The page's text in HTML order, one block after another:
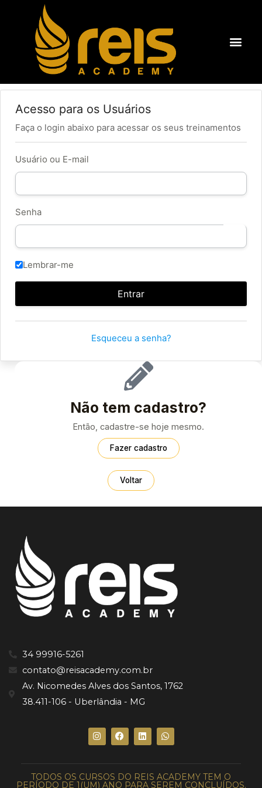
conteúdo
Acesso para os Usuários
Faça o login abaixo para acessar os seus treinamentos
Usuário ou E-mail
Senha
Lembrar-me
Esqueceu a senha?
Não tem cadastro?
Então, cadastre-se hoje mesmo.
Fazer cadastro
Voltar
34 99916-5261
contato@reisacademy.com.br
Av. Nicomedes Alves dos Santos, 1762
38.411-106 - Uberlândia - MG
I
n
s
a
g
r
F
a
c
b
o
o
L
i
n
e
d
i
W
h
a
s
a
p
TODOS OS CURSOS DO REIS ACADEMY TEM O
PERÍODO DE 1(UM) ANO PARA SEREM CONCLUÍDOS.